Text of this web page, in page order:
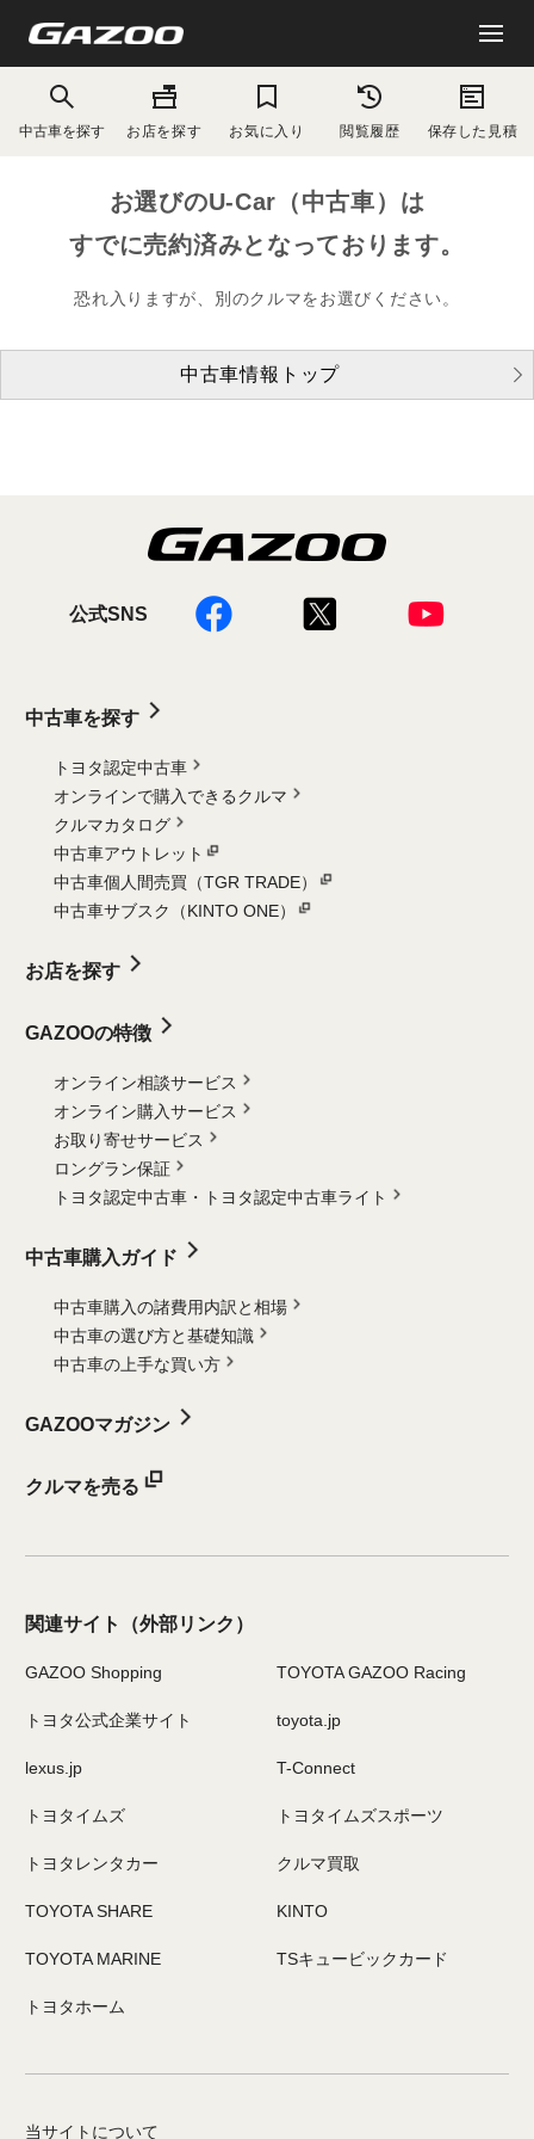
中古車を探す お店を探す お気に入り 閲覧履歴 保存した見積
お選びのU-Car（中古車）は
すでに売約済みとなっております。
恐れ入りますが、別のクルマをお選びください。
中古車情報トップ
公式SNS
中古車を探す
トヨタ認定中古車
オンラインで購入できるクルマ
クルマカタログ
中古車アウトレット
中古車個人間売買（TGR TRADE）
中古車サブスク（KINTO ONE）
お店を探す
GAZOOの特徴
オンライン相談サービス
オンライン購入サービス
お取り寄せサービス
ロングラン保証
トヨタ認定中古車・
トヨタ認定中古車ライト
中古車購入ガイド
中古車購入の諸費用内訳と相場
中古車の選び方と基礎知識
中古車の上手な買い方
GAZOOマガジン
クルマを売る
関連サイト （外部リンク）
GAZOO Shopping TOYOTA GAZOO Racing
トヨタ公式企業サイト toyota.jp
lexus.jp T-Connect
トヨタイムズ トヨタイムズスポーツ
トヨタレンタカー クルマ買取
TOYOTA SHARE KINTO
TOYOTA MARINE TSキュービックカード
トヨタホーム
当サイトについて